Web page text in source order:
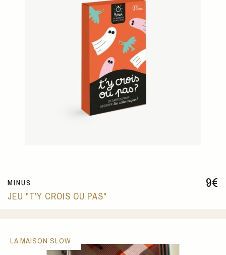
9€
MINUS
JEU "T'Y CROIS OU PAS"
LA MAISON SLOW